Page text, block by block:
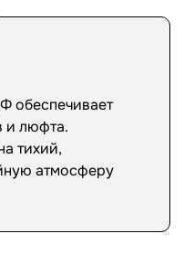
обеспечивает
и люфта.
тихий,
атмосферу